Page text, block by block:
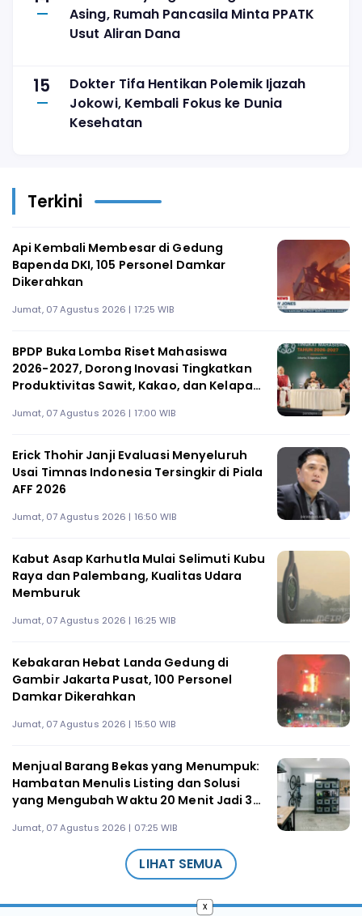
Asing, Rumah Pancasila Minta PPATK
Usut Aliran Dana
15
Dokter Tifa Hentikan Polemik Ijazah
Jokowi, Kembali Fokus ke Dunia
Kesehatan
Terkini
Api Kembali Membesar di Gedung
Bapenda DKI, 105 Personel Damkar
Dikerahkan
Jumat, 07 Agustus 2026 | 17:25 WIB
BPDP Buka Lomba Riset Mahasiswa
2026-2027, Dorong Inovasi Tingkatkan
Produktivitas Sawit, Kakao, dan Kelapa
Jumat, 07 Agustus 2026 | 17:00 WIB
Erick Thohir Janji Evaluasi Menyeluruh
Usai Timnas Indonesia Tersingkir di Piala
AFF 2026
Jumat, 07 Agustus 2026 | 16:50 WIB
Kabut Asap Karhutla Mulai Selimuti Kubu
Raya dan Palembang, Kualitas Udara
Memburuk
Jumat, 07 Agustus 2026 | 16:25 WIB
Kebakaran Hebat Landa Gedung di
Gambir Jakarta Pusat, 100 Personel
Damkar Dikerahkan
Jumat, 07 Agustus 2026 | 15:50 WIB
Menjual Barang Bekas yang Menumpuk:
Hambatan Menulis Listing dan Solusi
yang Mengubah Waktu 20 Menit Jadi 3
Jumat, 07 Agustus 2026 | 07:25 WIB
LIHAT SEMUA
x